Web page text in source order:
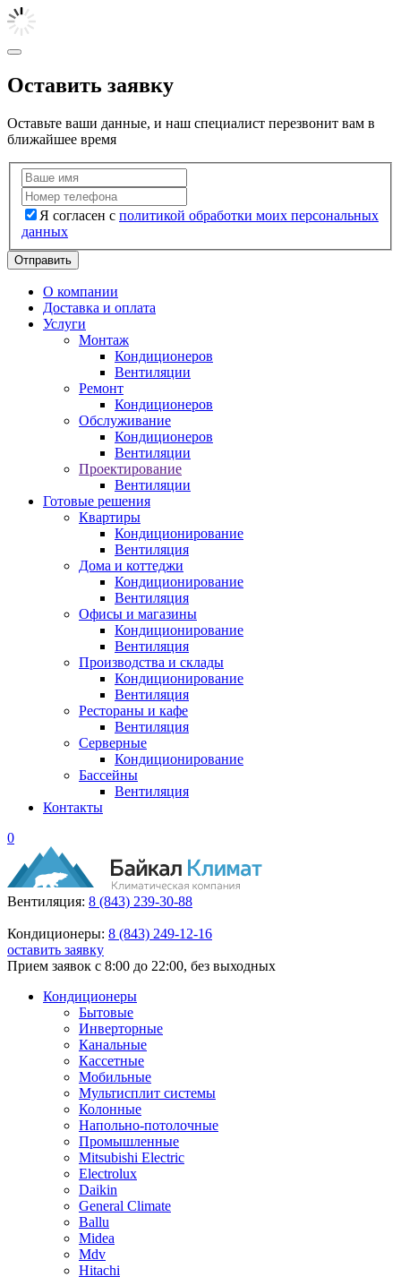
Оставить заявку
Оставьте ваши данные, и наш специалист перезвонит вам в
ближайшее время
Я согласен с политикой обработки моих персональных
данных
Отправить
О компании
Доставка и оплата
Услуги
Монтаж
Кондиционеров
Вентиляции
Ремонт
Кондиционеров
Обслуживание
Кондиционеров
Вентиляции
Проектирование
Вентиляции
Готовые решения
Квартиры
Кондиционирование
Вентиляция
Дома и коттеджи
Кондиционирование
Вентиляция
Офисы и магазины
Кондиционирование
Вентиляция
Производства и склады
Кондиционирование
Вентиляция
Рестораны и кафе
Вентиляция
Серверные
Кондиционирование
Бассейны
Вентиляция
Контакты
0
Вентиляция: 8 (843) 239-30-88
Кондиционеры: 8 (843) 249-12-16
оставить заявку
Прием заявок с 8:00 до 22:00, без выходных
Кондиционеры
Бытовые
Инверторные
Канальные
Кассетные
Мобильные
Мультисплит системы
Колонные
Напольно-потолочные
Промышленные
Mitsubishi Electric
Electrolux
Daikin
General Climate
Ballu
Midea
Mdv
Hitachi